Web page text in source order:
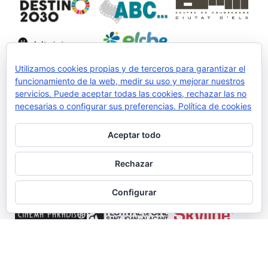
Colabora:
Utilizamos cookies propias y de terceros para garantizar el
funcionamiento de la web, medir su uso y mejorar nuestros
servicios. Puede aceptar todas las cookies, rechazar las no
necesarias o configurar sus preferencias. Política de cookies
Aceptar todo
Rechazar
Configurar